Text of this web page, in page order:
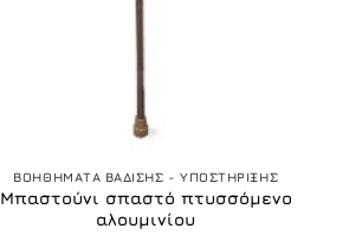
ΒΟΗΘΗΜΑΤΑ ΒΑΔΙΣΗΣ - ΥΠΟΣΤΗΡΙΞΗΣ
Μπαστούνι σπαστό πτυσσόμενο
αλουμινίου